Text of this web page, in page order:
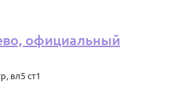
официальный
вл5 ст1